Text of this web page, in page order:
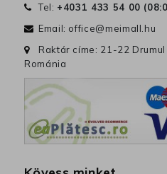
Tel: +4031 433 54 00 (
Email: office@meimall.hu
Raktár címe: 21-22
Románia